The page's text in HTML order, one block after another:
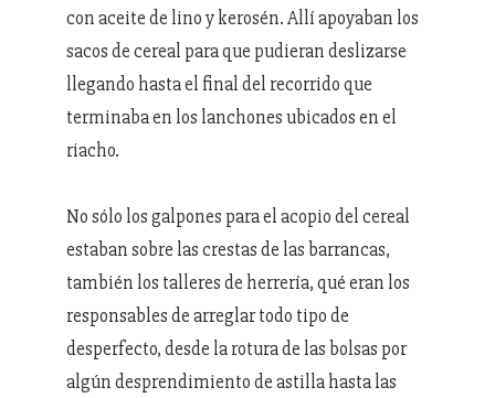
con aceite de lino y kerosén. Allí apoyaban los
sacos de cereal para que pudieran deslizarse
llegando hasta el final del recorrido que
terminaba en los lanchones ubicados en el
riacho.
No sólo los galpones para el acopio del cereal
estaban sobre las crestas de las barrancas,
también los talleres de herrería, qué eran los
responsables de arreglar todo tipo de
desperfecto, desde la rotura de las bolsas por
algún desprendimiento de astilla hasta las